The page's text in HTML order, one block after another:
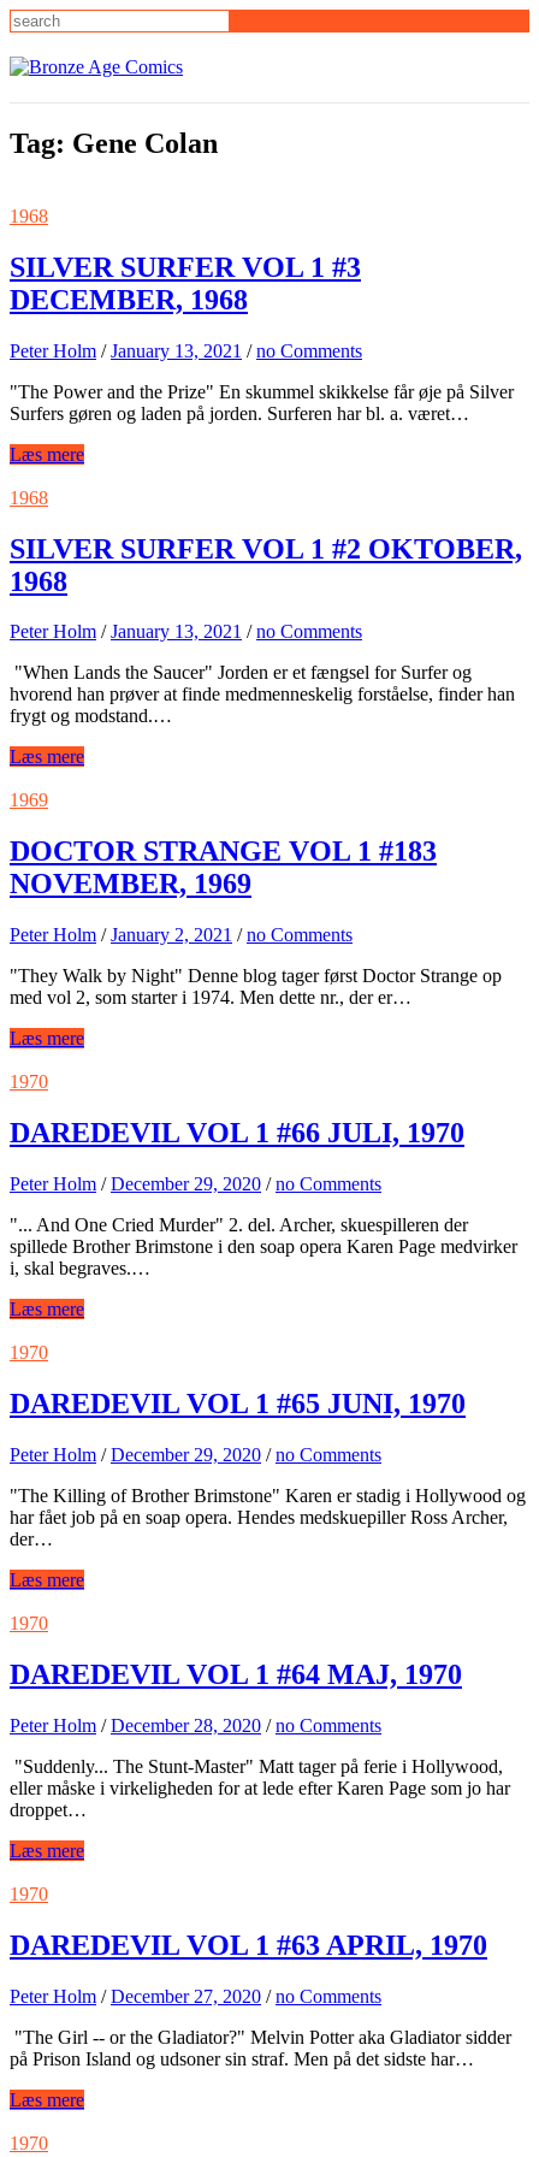
Skip
content
Tag: Gene Colan
1968
SILVER SURFER VOL 1 #3
DECEMBER, 1968
Peter Holm /January 13, 2021 /no Comments
"The Power and the Prize" En skummel skikkelse får øje på Silver
Surfers gøren og laden på jorden. Surferen har bl. a. været…
Læs mere
1968
SILVER SURFER VOL 1 #2 OKTOBER,
1968
Peter Holm /January 13, 2021 /no Comments
"When Lands the Saucer" Jorden er et fængsel for Surfer og
hvorend han prøver at finde medmenneskelig forståelse, finder han
frygt og modstand.…
Læs mere
1969
DOCTOR STRANGE VOL 1 #183
NOVEMBER, 1969
Peter Holm /January 2, 2021 /no Comments
"They Walk by Night" Denne blog tager først Doctor Strange op
med vol 2, som starter i 1974. Men dette nr., der er…
Læs mere
1970
DAREDEVIL VOL 1 #66 JULI, 1970
Peter Holm /December 29, 2020 /no Comments
"... And One Cried Murder" 2. del. Archer, skuespilleren der
spillede Brother Brimstone i den soap opera Karen Page medvirker
i, skal begraves.…
Læs mere
1970
DAREDEVIL VOL 1 #65 JUNI, 1970
Peter Holm /December 29, 2020 /no Comments
"The Killing of Brother Brimstone" Karen er stadig i Hollywood og
har fået job på en soap opera. Hendes medskuepiller Ross Archer,
der…
Læs mere
1970
DAREDEVIL VOL 1 #64 MAJ, 1970
Peter Holm /December 28, 2020 /no Comments
"Suddenly... The Stunt-Master" Matt tager på ferie i Hollywood,
eller måske i virkeligheden for at lede efter Karen Page som jo har
droppet…
Læs mere
1970
DAREDEVIL VOL 1 #63 APRIL, 1970
Peter Holm /December 27, 2020 /no Comments
"The Girl -- or the Gladiator?" Melvin Potter aka Gladiator sidder
på Prison Island og udsoner sin straf. Men på det sidste har…
Læs mere
1970